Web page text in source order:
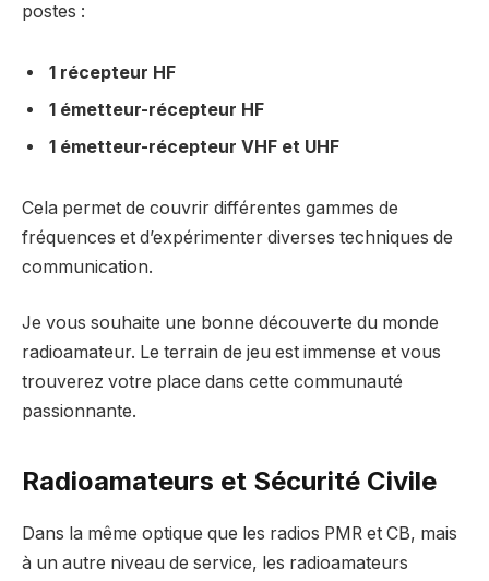
postes :
1 récepteur HF
1 émetteur-récepteur HF
1 émetteur-récepteur VHF et UHF
Cela permet de couvrir différentes gammes de
fréquences et d’expérimenter diverses techniques de
communication.
Je vous souhaite une bonne découverte du monde
radioamateur. Le terrain de jeu est immense et vous
trouverez votre place dans cette communauté
passionnante.
Radioamateurs et Sécurité Civile
Dans la même optique que les radios PMR et CB, mais
à un autre niveau de service, les radioamateurs